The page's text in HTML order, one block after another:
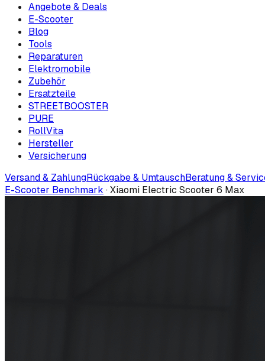
Angebote & Deals
E-Scooter
Blog
Tools
Reparaturen
Elektromobile
Zubehör
Ersatzteile
STREETBOOSTER
PURE
RollVita
Hersteller
Versicherung
Versand & ZahlungRückgabe & UmtauschBeratung &
E-Scooter Benchmark ·Xiaomi Electric Scooter 6 Max